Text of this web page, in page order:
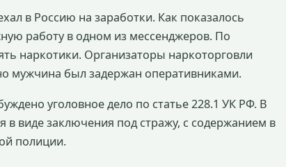
в Россию на заработки. Как показалось
работу в одном из мессенджеров. По
наркотики. Организаторы наркоторговли
мужчина был задержан оперативниками.
уголовное дело по статье 228.1 УК РФ. В
виде заключения под стражу, с содержанием в
полиции.